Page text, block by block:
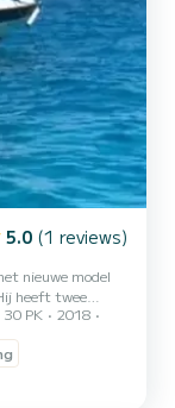
5.0 (1 reviews)
nieuwe model
heeft twee
je moet wel
30 PK
2018